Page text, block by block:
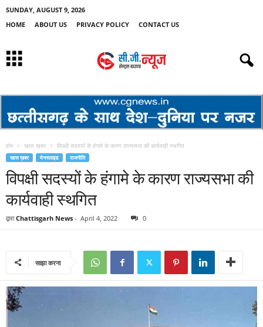
SUNDAY, AUGUST 9, 2026
HOME
ABOUT US PRIVACY POLICY CONTACT US
होम खास ख़बर विपक्षी सदस्यों के हंगामे के कारण राज्यसभा की कार्यवाही स्थगित
खास ख़बर मेनस्लाइड राजनीति
विपक्षी सदस्यों के हंगामे के कारण राज्यसभा की
कार्यवाही स्थगित
द्वारा Chattisgarh News - April 4, 2022 0
साझा करना